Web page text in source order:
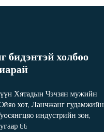
бидэнтэй холбоо
Хятадын Чэчзян мужийн
хот, Ланчжанг гудамжийн
индустрийн зон,
66